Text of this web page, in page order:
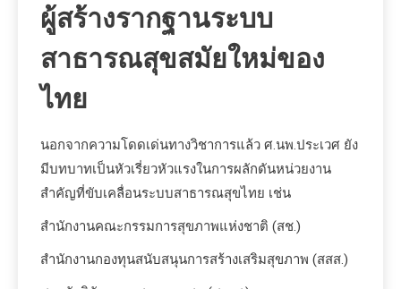
ผู้สร้างรากฐานระบบ
สาธารณสุขสมัยใหม่ของ
ไทย
นอกจากความโดดเด่นทางวิชาการแล้ว ศ.นพ.ประเวศ ยัง
มีบทบาทเป็นหัวเรี่ยวหัวแรงในการผลักดันหน่วยงาน
สำคัญที่ขับเคลื่อนระบบสาธารณสุขไทย เช่น
สำนักงานคณะกรรมการสุขภาพแห่งชาติ (สช.)
สำนักงานกองทุนสนับสนุนการสร้างเสริมสุขภาพ (สสส.)